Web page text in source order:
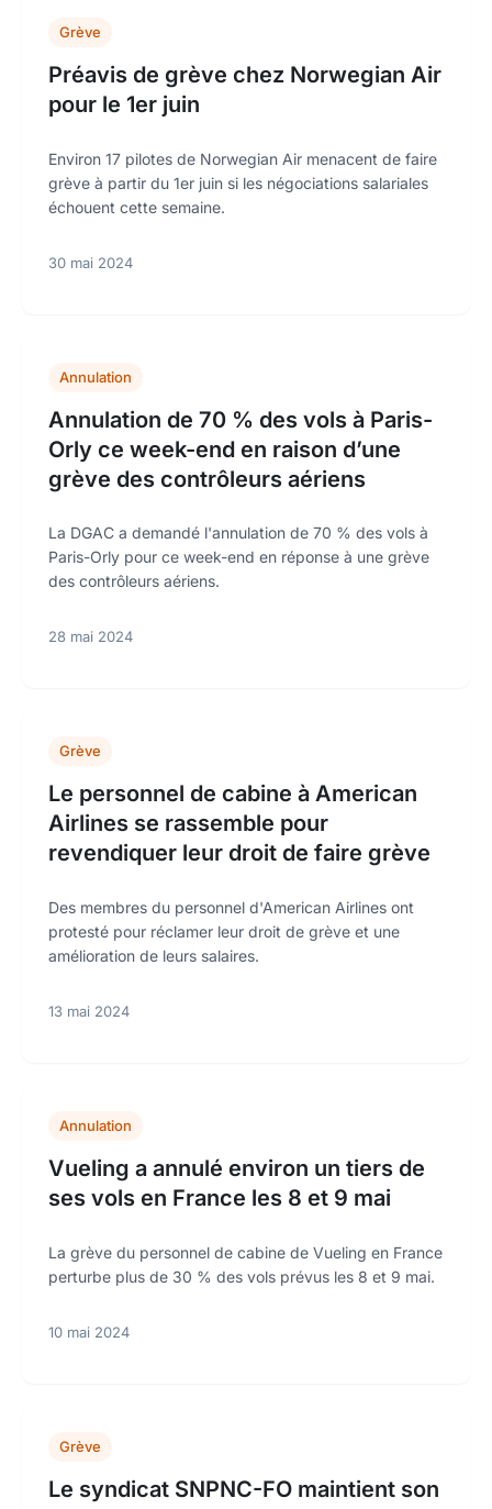
Grève
Préavis de grève chez Norwegian Air
pour le 1er juin
Environ 17 pilotes de Norwegian Air menacent de faire
grève à partir du 1er juin si les négociations salariales
échouent cette semaine.
30 mai 2024
Annulation
Annulation de 70 % des vols à Paris-
Orly ce week-end en raison d’une
grève des contrôleurs aériens
La DGAC a demandé l'annulation de 70 % des vols à
Paris-Orly pour ce week-end en réponse à une grève
des contrôleurs aériens.
28 mai 2024
Grève
Le personnel de cabine à American
Airlines se rassemble pour
revendiquer leur droit de faire grève
Des membres du personnel d'American Airlines ont
protesté pour réclamer leur droit de grève et une
amélioration de leurs salaires.
13 mai 2024
Annulation
Vueling a annulé environ un tiers de
ses vols en France les 8 et 9 mai
La grève du personnel de cabine de Vueling en France
perturbe plus de 30 % des vols prévus les 8 et 9 mai.
10 mai 2024
Grève
Le syndicat SNPNC-FO maintient son